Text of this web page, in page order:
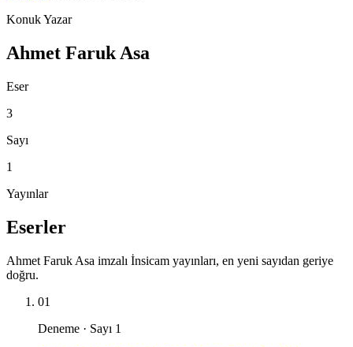
Konuk Yazar
Ahmet Faruk Asa
Eser
3
Sayı
1
Yayınlar
Eserler
Ahmet Faruk Asa imzalı İnsicam yayınları, en yeni sayıdan geriye
doğru.
01
Deneme · Sayı 1